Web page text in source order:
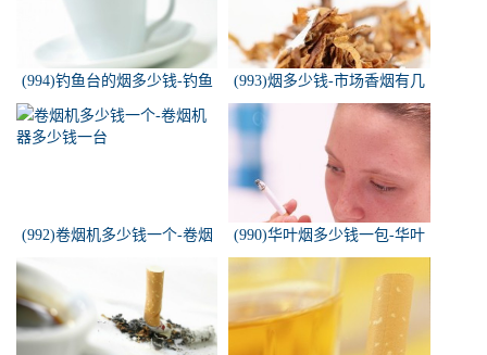
(994)钓鱼台的烟多少钱-钓鱼
台香烟价格有哪几种规格？
(993)烟多少钱-市场香烟有几
种 各多少钱一包
(992)卷烟机多少钱一个-卷烟
(990)华叶烟多少钱一包-华叶
烟价格多少钱一包